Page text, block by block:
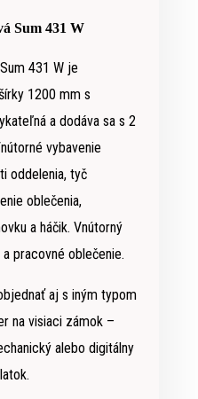
Sum 431 W
431 W je
1200 mm s
a dodáva sa s 2
vybavenie
oddelenia, tyč
oblečenia,
a háčik. Vnútorný
pracovné oblečenie.
aj s iným typom
na visiaci zámok –
alebo digitálny